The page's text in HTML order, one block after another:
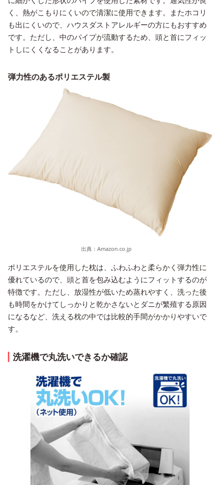
く、熱がこもりにくいので清潔に使用できます。またホコリ
も出にくいので、ハウスダストアレルギーの方にもおすすめ
です。ただし、中のパイプが流動するため、頭と首にフィッ
トしにくくなることがあります。
弾力性のあるポリエステル製
出典： Amazon.co.jp
ポリエステルを使用した枕は、ふわふわと柔らかく弾力性に
優れているので、頭と首を包み込むようにフィットするのが
特徴です。ただし、放湿性が低いため蒸れやすく、洗った後
も時間をかけてしっかりと乾かさないとダニが繁殖する原因
になるなど、洗える枕の中では比較的手間がかかりやすいで
す。
洗濯機で丸洗いできるか確認